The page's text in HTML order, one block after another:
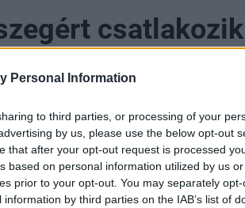
Personal Information
to third parties, or processing of your
by us, please use the below opt-out
that after your opt-out request is processed
based on personal information utilized by us
prior to your opt-out. You may separately
by third parties on the IAB’s list of
átigazolási huzavona, igaz
zárul az átigazolási időszak